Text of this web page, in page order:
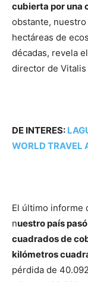
cubierta por una
obstante,
hectáreas de
décadas, revela
director de
DE INTERES:
WORLD TRAVEL
El último informe
nuestro país
cuadrados de
kilómetros
pérdida de